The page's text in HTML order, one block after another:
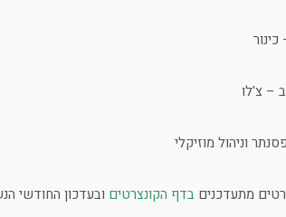
– צ'לו
וניהול מוזיקלי
מתעדכנים בדף הקונצרטים ובעדכון החודשי